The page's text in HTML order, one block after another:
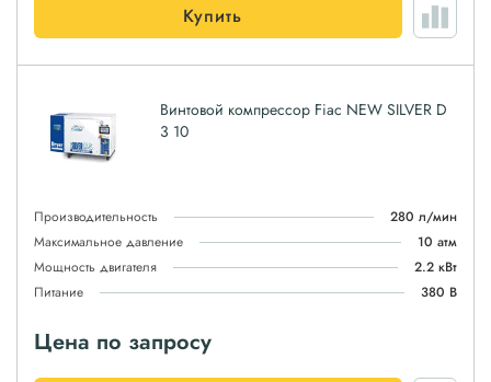
Купить
Винтовой компрессор Fiac NEW SILVER D
3 10
Производительность
280 л/мин
Максимальное давление
10 атм
Мощность двигателя
2.2 кВт
Питание
380 В
Цена по запросу